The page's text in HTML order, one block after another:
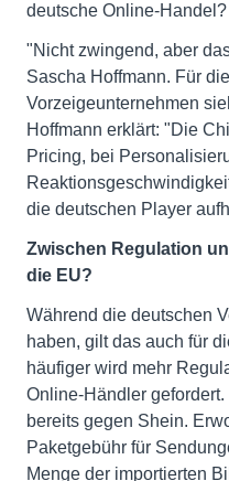
deutsche Online-Handel?
"Nicht zwingend, aber
Sascha Hoffmann. Für
Vorzeigeunternehmen
Hoffmann erklärt: "Die
Pricing, bei
die deutschen Player
Zwischen Regulation
die EU?
Während die deutschen
haben, gilt das auch für
häufiger wird mehr
Online-Händler
bereits gegen Shein.
Paketgebühr für
Menge der importierten